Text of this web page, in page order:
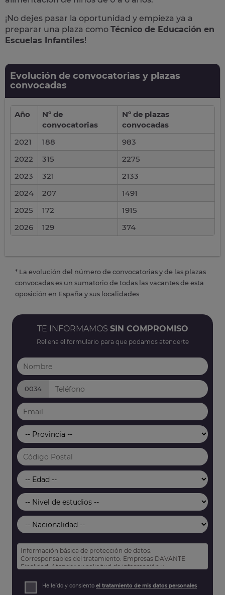
¡No dejes pasar la oportunidad y empieza ya a
preparar una plaza como Técnico de Educación en
Escuelas Infantiles!
Evolución de convocatorias y plazas
convocadas
Año
Nº de
convocatorias
Nº de plazas
convocadas
2021
188
983
2022
315
2275
2023
321
2133
2024
207
1491
2025
172
1915
2026
129 374
* La evolución del número de convocatorias y de las plazas
convocadas es un sumatorio de todas las vacantes de esta
oposición en España y sus localidades
TE INFORMAMOS SIN COMPROMISO
Rellena el formulario para que podamos atenderte
0034
Información básica de protección de datos:
Corresponsables del tratamiento: Empresas DAVANTE
Finalidad: Atender su solicitud de información y
Derechos: Puede acceder, rectificar y suprimir sus datos,
así como otros derechos tal y como se explica en nuestra
He leído y consiento el tratamiento de mis datos personales